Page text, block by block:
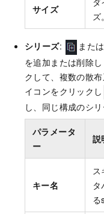
サイズ
ズ。
シリーズ: または
を追加または削除し
クして、複数の散
イコンをクリックし
し、同じ構成のシ
パラメータ
ー
説
キー名
ス
る